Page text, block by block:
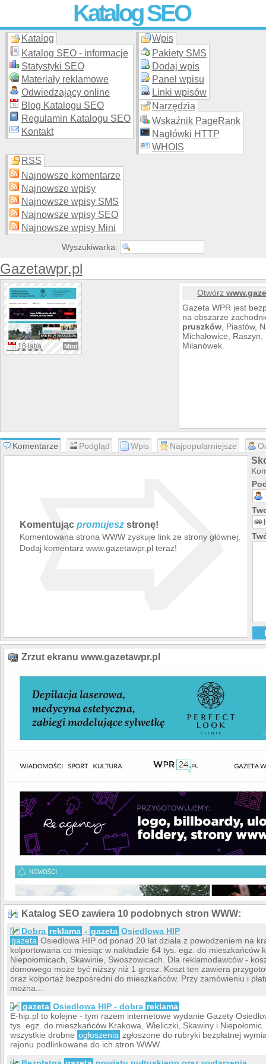
Katalog SEO
Skuteczna i promocja stron WWW –
moderowanego katalogu za darmo!
Katalog
Katalog SEO - informacje
Statystyki SEO
Materiały reklamowe
Odwiedzający online
Blog Katalogu SEO
Regulamin Katalogu SEO
Kontakt
Wpis
Pakiety SMS
Dodaj wpis
Panel wpisu
Linki wpisów
Narzędzia
Wskaźnik PageRank
Nagłówki HTTP
WHOIS
RSS
Najnowsze komentarze
Najnowsze wpisy
Najnowsze wpisy SMS
Najnowsze wpisy SEO
Najnowsze wpisy Mini
Wyszukiwarka:
Gazetawpr.pl
18 lat/a Mini
Otwórz
Gazeta WPR jest
na obszarze
pruszków , Piastów,
Michałowice,
Milanówek.
Komentarze Podgląd Wpis Najpopularniejsze
Komentując promujesz stronę!
Komentowana strona WWW zyskuje link ze strony głównej.
Dodaj komentarz www.gazetawpr.pl teraz!
➯
Zrzut ekranu www.gazetawpr.pl
Katalog SEO zawiera 10 podobnych stron WWW:
Dobra reklama - gazeta Osiedlowa HIP
gazeta Osiedlowa HIP od ponad 20 lat działa z powodzeniem na
kolportowana co miesiąc w nakładzie 64 tys. egz. do mieszkańców
Niepołomicach, Skawinie, Swoszowicach. Dla reklamodawców -
domowego może być niższy niż 1 grosz. Koszt ten zawiera
oraz kolportaż bezpośredni do mieszkańców. Przy zamówieniu i
można...
gazeta Osiedlowa HIP - dobra reklama
E-hip.pl to kolejne - tym razem internetowe wydanie Gazety
tys. egz. do mieszkańców Krakowa, Wieliczki, Skawiny i
wszystkie drobne ogłoszenia zgłoszone do rubryki bezpłatnej
rejonu podlinkowane do ich stron WWW.